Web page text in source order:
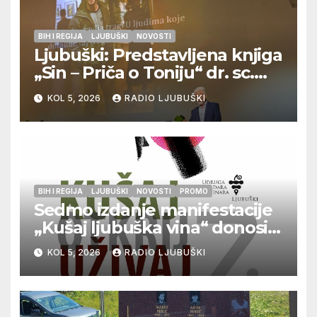
BIH I REGIJA LJUBUŠKI NOVOSTI
Ljubuški: Predstavljena knjiga
„Sin – Priča o Toniju“ dr. sc.
Zdenka Hercega
KOL 5, 2026 RADIO LJUBUŠKI
BIH I REGIJA LJUBUŠKI NOVOSTI PROMO
Sedmo izdanje manifestacije
„Kušaj ljubuška vina“ donosi
vrhunska vina, gastronomiju i
glazbu
KOL 5, 2026 RADIO LJUBUŠKI